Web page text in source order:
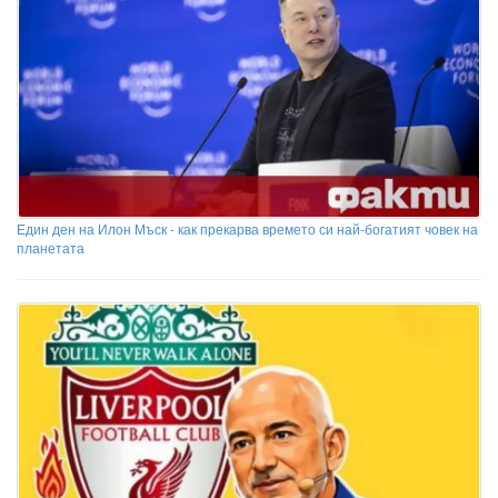
Един ден на Илон Мъск - как прекарва времето си най-богатият човек на
планетата